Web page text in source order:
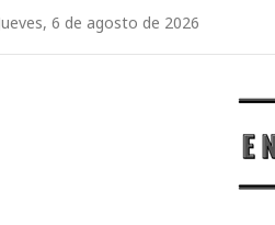
6 de agosto de 2026